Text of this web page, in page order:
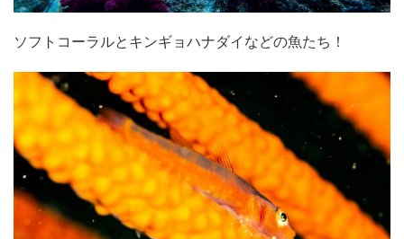
ソフトコーラルとキンギョハナダイなどの魚たち！